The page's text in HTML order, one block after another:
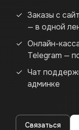
Заказы с
— в одной
Онлайн-
Telegram —
Чат
админке
Связаться